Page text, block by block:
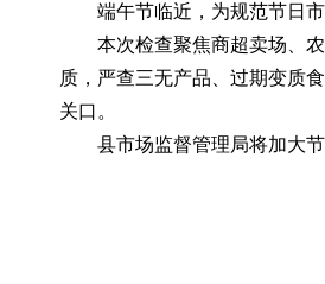
端午节临近，为规范节日
本次检查聚焦商超卖场、
质，严查三无产品、过期变质
关口。
县市场监督管理局将加大